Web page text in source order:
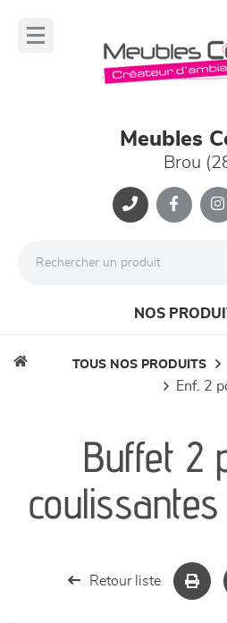
Meubles
Brou
NOS
meubles de complément
TOUS NOS PRODUITS
enf. 2
Buffet 2
Retour liste